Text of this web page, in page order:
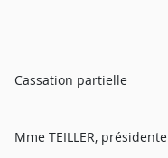
Cassation partielle
Mme TEILLER, présidente